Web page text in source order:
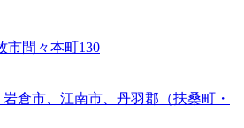
市間々本町130
倉市、江南市、丹羽郡（扶桑町・